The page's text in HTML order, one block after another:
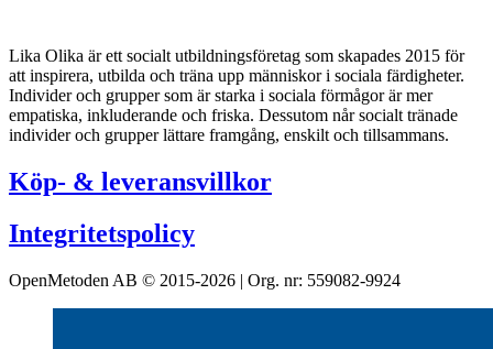
Lika Olika är ett socialt utbildningsföretag som skapades 2015 för
att inspirera, utbilda och träna upp människor i sociala färdigheter.
Individer och grupper som är starka i sociala förmågor är mer
empatiska, inkluderande och friska. Dessutom når socialt tränade
individer och grupper lättare framgång, enskilt och tillsammans.
Köp- & leveransvillkor
Integritetspolicy
OpenMetoden AB © 2015-2026 | Org. nr: 559082-9924